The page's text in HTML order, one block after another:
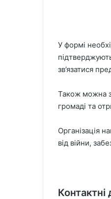
У формі
зв’язатися
Також можна
громаді та
Організація
від війни,
Контактні